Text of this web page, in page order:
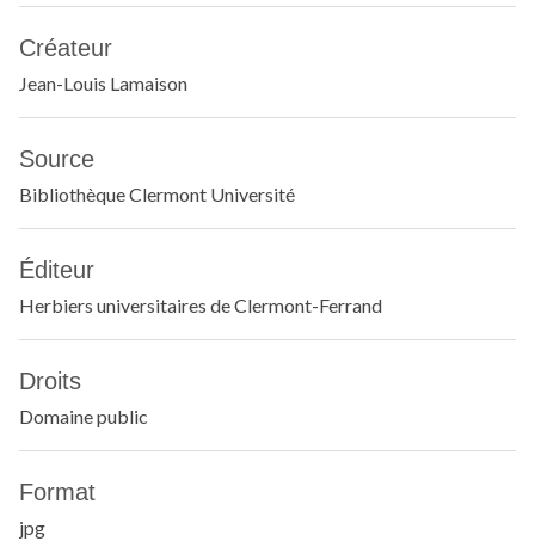
Créateur
Jean-Louis Lamaison
Source
Bibliothèque Clermont Université
Éditeur
Herbiers universitaires de Clermont-Ferrand
Droits
Domaine public
Format
jpg